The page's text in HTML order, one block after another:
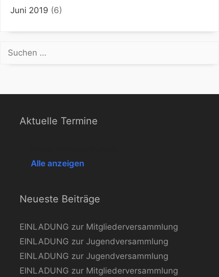
Juni 2019 (6)
Suchen
Aktuelle Termine
Alle anzeigen
Neueste Beiträge
EINLADUNG zur Mitgliederversammlung
EINLADUNG zur Jugendversammlung
EINLADUNG zur Jugendversammlung
EINLADUNG zur Mitgliederversammlung